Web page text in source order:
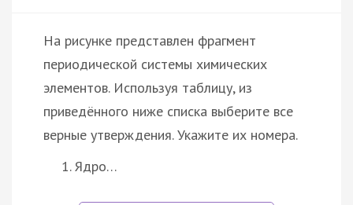
На рисунке представлен фрагмент
периодической системы химических
элементов. Используя таблицу, из
приведённого ниже списка выберите все
верные утверждения. Укажите их номера.
Ядро…